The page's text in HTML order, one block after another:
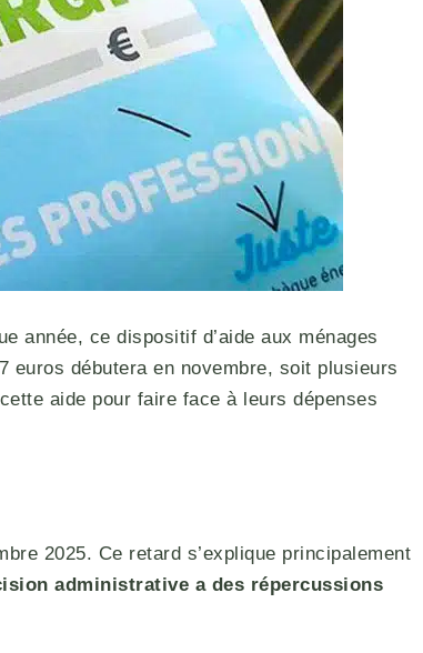
année, ce dispositif d’aide aux ménages
euros débutera en novembre, soit plusieurs
aide pour faire face à leurs dépenses
2025. Ce retard s’explique principalement
administrative a des répercussions